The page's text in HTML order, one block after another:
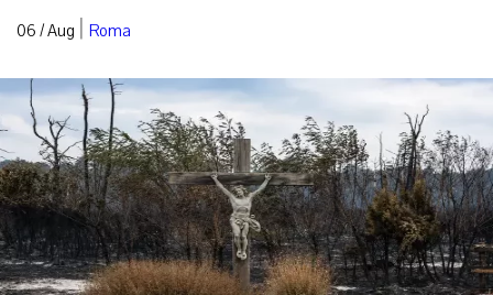
06 / Aug | Roma